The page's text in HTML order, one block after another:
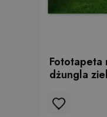
Fototapeta
dżungla